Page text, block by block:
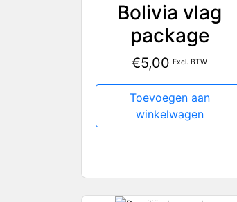
Bolivia vlag
package
€5,00 Excl. BTW
Toevoegen aan
winkelwagen